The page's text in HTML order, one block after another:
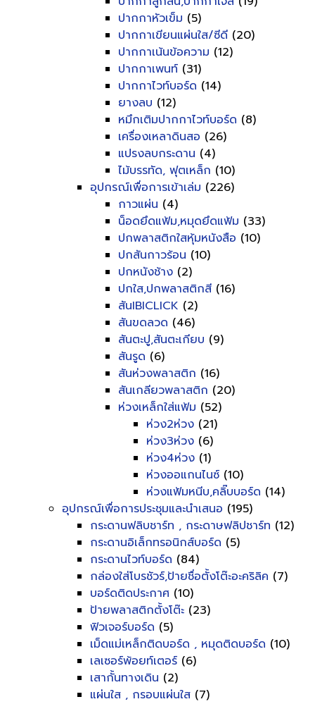
ปากกาหัวเข็ม (5)
ปากกาเขียนแผ่นใส/ซีดี (20)
ปากกาเน้นข้อความ (12)
ปากกาเพนท์ (31)
ปากกาไวท์บอร์ด (14)
ยางลบ (12)
หมึกเติมปากกาไวท์บอร์ด (8)
เครื่องเหลาดินสอ (26)
แปรงลบกระดาน (4)
ไม้บรรทัด, ฟุตเหล็ก (10)
อุปกรณ์เพื่อการเข้าเล่ม (226)
กาวแผ่น (4)
น็อดยึดแฟ้ม,หมุดยึดแฟ้ม (33)
ปกพลาสติกใสหุ้มหนังสือ (10)
ปกสันกาวร้อน (10)
ปกหนังช้าง (2)
ปกใส,ปกพลาสติกสี (16)
สันIBICLICK (2)
สันขดลวด (46)
สันตะปู,สันตะเกียบ (9)
สันรูด (6)
สันห่วงพลาสติก (16)
สันเกลียวพลาสติก (20)
ห่วงเหล็กใส่แฟ้ม (52)
ห่วง2ห่วง (21)
ห่วง3ห่วง (6)
ห่วง4ห่วง (1)
ห่วงออแกนไนซ์ (10)
ห่วงแฟ้มหนีบ,คลิ๊บบอร์ด (14)
อุปกรณ์เพื่อการประชุมและนำเสนอ (195)
กระดานฟลิบชาร์ท , กระดาษฟลิปชาร์ท (12)
กระดานอิเล็กทรอนิกส์บอร์ด (5)
กระดานไวท์บอร์ด (84)
กล่องใส่โบรชัวร์,ป้ายชื่อตั้งโต๊ะอะคริลิค (7)
บอร์ดติดประกาศ (10)
ป้ายพลาสติกตั้งโต๊ะ (23)
ฟิวเจอร์บอร์ด (5)
เม็ดแม่เหล็กติดบอร์ด , หมุดติดบอร์ด (10)
เลเซอร์พ้อยท์เตอร์ (6)
เสากั้นทางเดิน (2)
แผ่นใส , กรอบแผ่นใส (7)